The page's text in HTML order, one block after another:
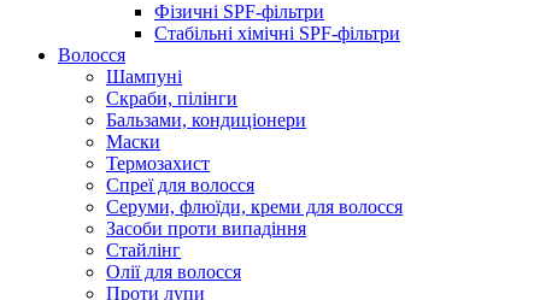
Фізичні SPF-фільтри
Стабільні хімічні SPF-фільтри
Волосся
Шампуні
Скраби, пілінги
Бальзами, кондиціонери
Маски
Термозахист
Спреї для волосся
Серуми, флюїди, креми для волосся
Засоби проти випадіння
Стайлінг
Олії для волосся
Проти лупи